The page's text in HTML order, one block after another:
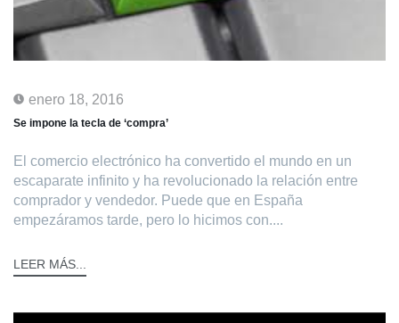
enero 18, 2016
Se impone la tecla de ‘compra’
El comercio electrónico ha convertido el mundo en un
escaparate infinito y ha revolucionado la relación entre
comprador y vendedor. Puede que en España
empezáramos tarde, pero lo hicimos con....
LEER MÁS...